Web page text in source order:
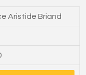
Aristide Briand